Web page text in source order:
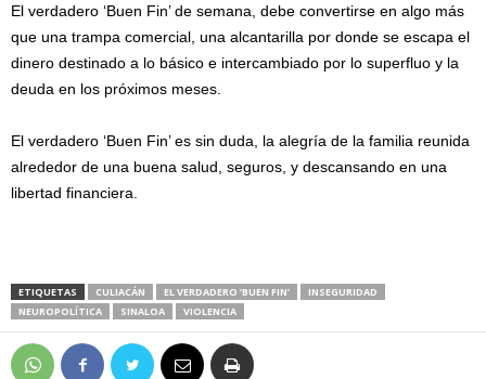
El verdadero ‘Buen Fin’ de semana, debe convertirse en algo más
que una trampa comercial, una alcantarilla por donde se escapa el
dinero destinado a lo básico e intercambiado por lo superfluo y la
deuda en los próximos meses.
El verdadero ‘Buen Fin’ es sin duda, la alegría de la familia reunida
alrededor de una buena salud, seguros, y descansando en una
libertad financiera.
ETIQUETAS CULIACÁN EL VERDADERO ‘BUEN FIN’
INSEGURIDAD
NEUROPOLÍTICA
SINALOA VIOLENCIA